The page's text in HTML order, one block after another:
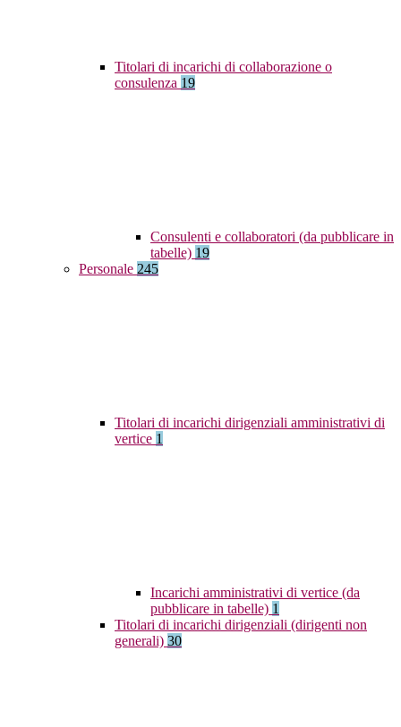
Titolari di incarichi di collaborazione o
consulenza 19
Consulenti e collaboratori (da pubblicare in
tabelle) 19
Personale 245
Titolari di incarichi dirigenziali amministrativi di
vertice 1
Incarichi amministrativi di vertice (da
pubblicare in tabelle) 1
Titolari di incarichi dirigenziali (dirigenti non
generali) 30